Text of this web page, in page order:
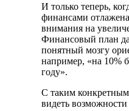
И только теперь,
финансами
внимания на
Финансовый план
понятный мозгу
например, «на 10%
году».
С таким
видеть